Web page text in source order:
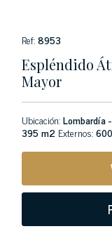
Ref:8953
Espléndido
Mayor
Ubicación:Lombardía
395 m2 Externos: